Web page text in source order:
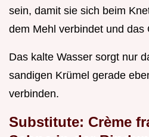
sein, damit sie sich beim
dem Mehl verbindet und das
Das kalte Wasser sorgt nur
sandigen Krümel gerade
verbinden.
Substitute: Crème